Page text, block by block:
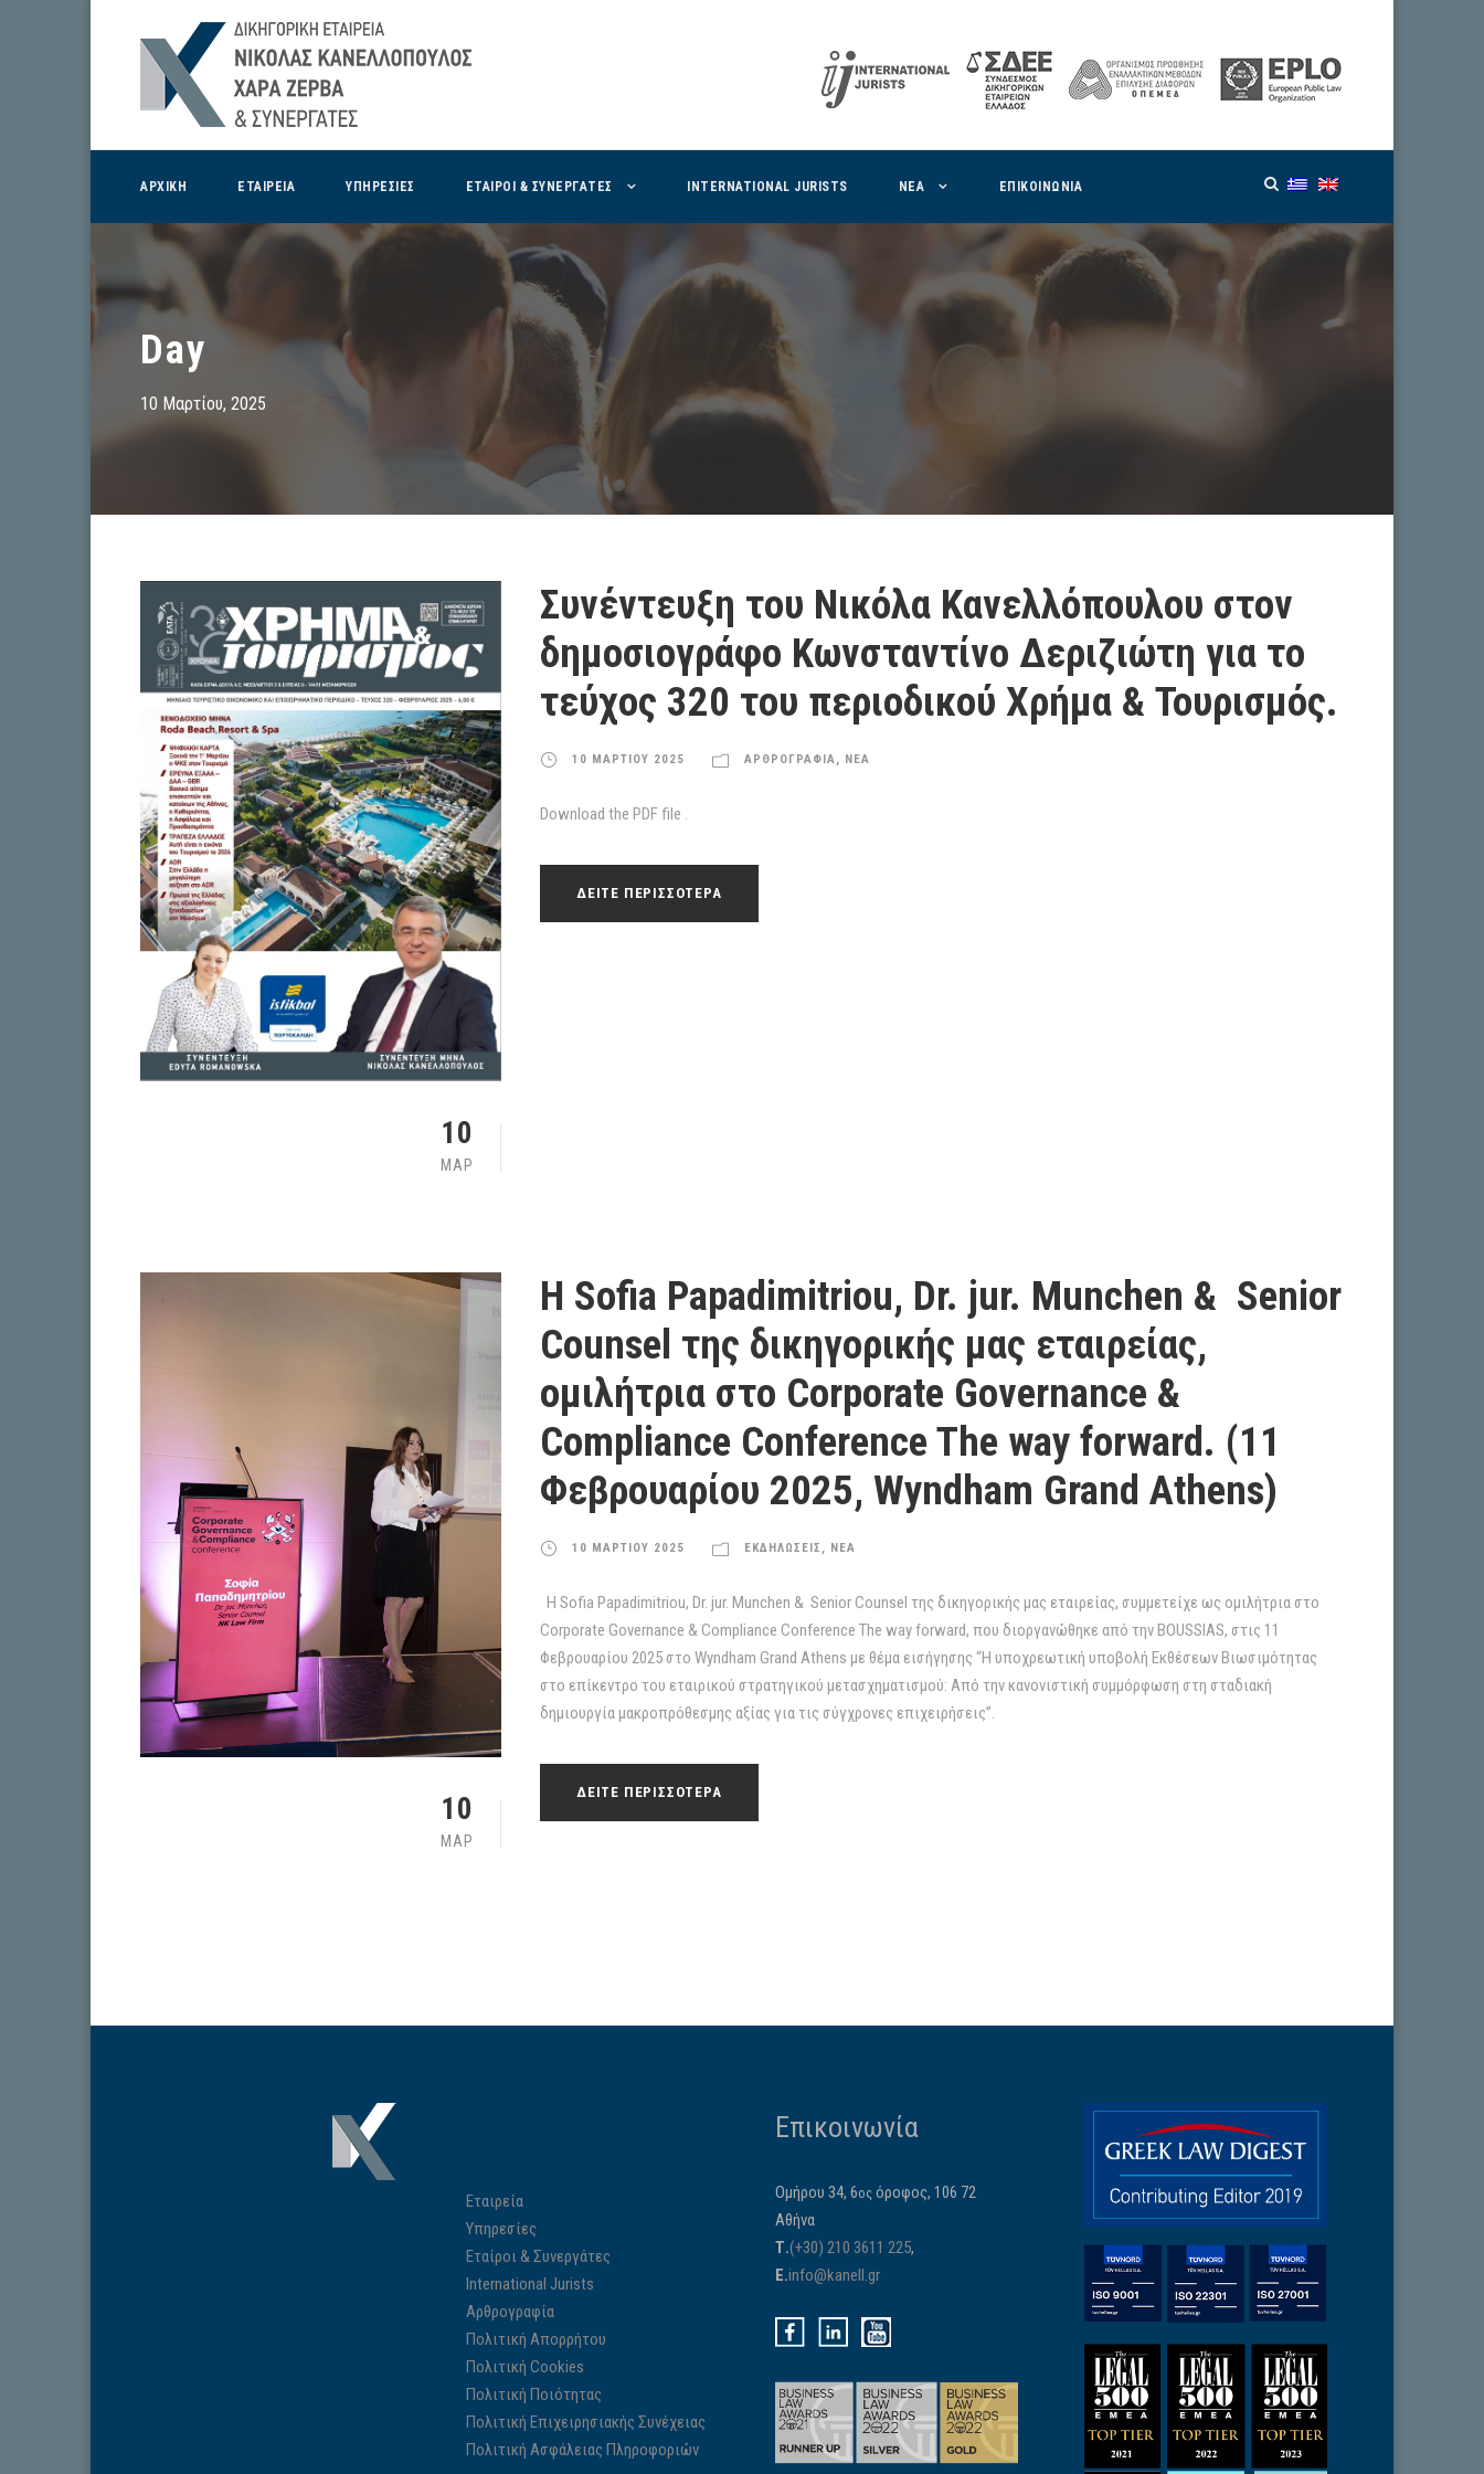
ΑΡΧΙΚΗ ΕΤΑΙΡΕΙΑ ΥΠΗΡΕΣΙΕΣ ΕΤΑΙΡΟΙ & ΣΥΝΕΡΓΑΤΕΣ INTERNATIONAL JURISTS ΝΕΑ ΕΠΙΚΟΙΝΩΝΙΑ
Day
10 Μαρτίου, 2025
10
ΜΑΡ
Συνέντευξη του Νικόλα Κανελλόπουλου στον
δημοσιογράφο Κωνσταντίνο Δεριζιώτη για το
τεύχος 320 του περιοδικού Χρήμα & Τουρισμός.
10 ΜΑΡΤΙΟΥ 2025 ΑΡΘΡΟΓΡΑΦΙΑ, ΝΕΑ
Download the PDF file .
ΔΕΙΤΕ ΠΕΡΙΣΣΟΤΕΡΑ
10
ΜΑΡ
Η Sofia Papadimitriou, Dr. jur. Munchen & Senior
Counsel της δικηγορικής μας εταιρείας,
ομιλήτρια στο Corporate Governance &
Compliance Conference The way forward. (11
Φεβρουαρίου 2025, Wyndham Grand Athens)
10 ΜΑΡΤΙΟΥ 2025 ΕΚΔΗΛΩΣΕΙΣ , ΝΕΑ
Η Sofia Papadimitriou, Dr. jur. Munchen & Senior Counsel της δικηγορικής μας εταιρείας, συμμετείχε ως ομιλήτρια στο
Corporate Governance & Compliance Conference The way forward, που διοργανώθηκε από την BOUSSIAS, στις 11
Φεβρουαρίου 2025 στο Wyndham Grand Athens με θέμα εισήγησης “H υποχρεωτική υποβολή Εκθέσεων Βιωσιμότητας
στο επίκεντρο του εταιρικού στρατηγικού μετασχηματισμού: Από την κανονιστική συμμόρφωση στη σταδιακή
δημιουργία μακροπρόθεσμης αξίας για τις σύγχρονες επιχειρήσεις”.
ΔΕΙΤΕ ΠΕΡΙΣΣΟΤΕΡΑ
Εταιρεία
Υπηρεσίες
Εταίροι & Συνεργάτες
International Jurists
Αρθρογραφία
Πολιτική Απορρήτου
Πολιτική Cookies
Πολιτική Ποιότητας
Πολιτική Επιχειρησιακής Συνέχειας
Πολιτική Ασφάλειας Πληροφοριών
Επικοινωνία
Ομήρου 34, 6ος όροφος, 106 72
Αθήνα
Τ.(+30) 210 3611 225,
E.info@kanell.gr